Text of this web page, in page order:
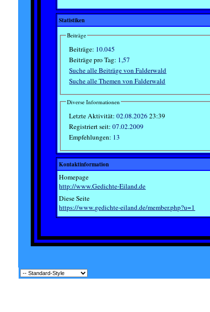
Statistiken
Beiträge
Beiträge: 10.045
Beiträge pro Tag: 1,57
Suche alle Beiträge von Falderwald
Suche alle Themen von Falderwald
Diverse Informationen
Letzte Aktivität: 02.08.202623:39
Registriert seit: 07.02.2009
Empfehlungen: 13
Kontaktinformation
Homepage
http://www.Gedichte-Eiland.de
Diese Seite
https://www.gedichte-eiland.de/member.php?u=1